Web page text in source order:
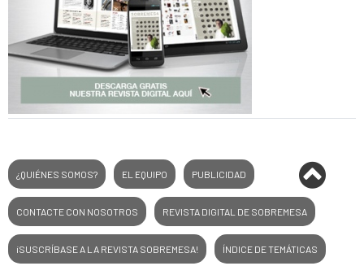
¿QUIÉNES SOMOS? EL EQUIPO PUBLICIDAD
CONTACTE CON NOSOTROS REVISTA DIGITAL DE SOBREMESA
¡SUSCRÍBASE A LA REVISTA SOBREMESA! ÍNDICE DE TEMÁTICAS